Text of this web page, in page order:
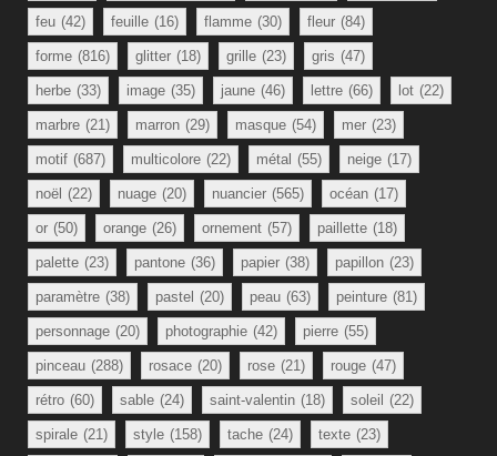
feu (42) feuille (16) flamme (30) fleur (84)
forme (816) glitter (18) grille (23) gris (47)
herbe (33) image (35) jaune (46) lettre (66) lot (22)
marbre (21) marron (29) masque (54) mer (23)
motif (687) multicolore (22) métal (55) neige (17)
noël (22) nuage (20) nuancier (565) océan (17)
or (50) orange (26) ornement (57) paillette (18)
palette (23) pantone (36) papier (38) papillon (23)
paramètre (38) pastel (20) peau (63) peinture (81)
personnage (20) photographie (42) pierre (55)
pinceau (288) rosace (20) rose (21) rouge (47)
rétro (60) sable (24) saint-valentin (18) soleil (22)
spirale (21) style (158) tache (24) texte (23)